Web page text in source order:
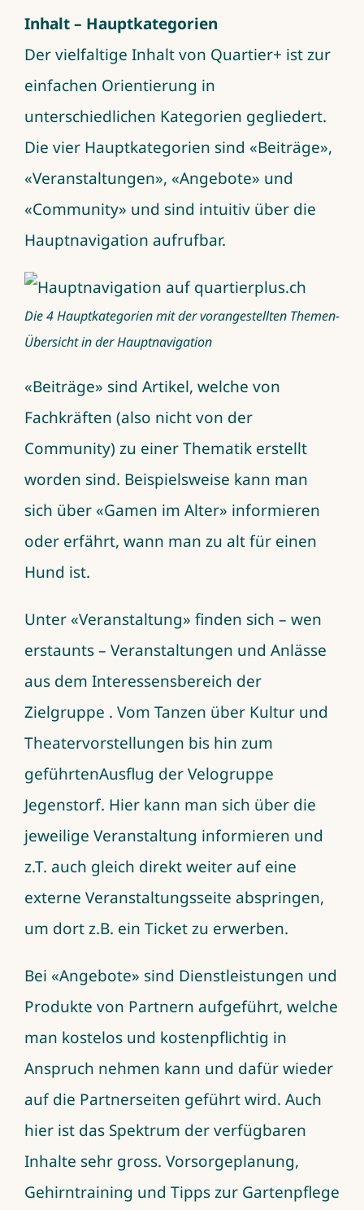
Inhalt – Hauptkategorien
Der vielfaltige Inhalt von Quartier+ ist zur
einfachen Orientierung in
unterschiedlichen Kategorien gegliedert.
Die vier Hauptkategorien sind «Beiträge»,
«Veranstaltungen», «Angebote» und
«Community» und sind intuitiv über die
Hauptnavigation aufrufbar.
Die 4 Hauptkategorien mit der vorangestellten Themen-
Übersicht in der Hauptnavigation
«Beiträge» sind Artikel, welche von
Fachkräften (also nicht von der
Community) zu einer Thematik erstellt
worden sind. Beispielsweise kann man
sich über «Gamen im Alter» informieren
oder erfährt, wann man zu alt für einen
Hund ist.
Unter «Veranstaltung» finden sich – wen
erstaunts – Veranstaltungen und Anlässe
aus dem Interessensbereich der
Zielgruppe . Vom Tanzen über Kultur und
Theatervorstellungen bis hin zum
geführtenAusflug der Velogruppe
Jegenstorf. Hier kann man sich über die
jeweilige Veranstaltung informieren und
z.T. auch gleich direkt weiter auf eine
externe Veranstaltungsseite abspringen,
um dort z.B. ein Ticket zu erwerben.
Bei «Angebote» sind Dienstleistungen und
Produkte von Partnern aufgeführt, welche
man kostelos und kostenpflichtig in
Anspruch nehmen kann und dafür wieder
auf die Partnerseiten geführt wird. Auch
hier ist das Spektrum der verfügbaren
Inhalte sehr gross. Vorsorgeplanung,
Gehirntraining und Tipps zur Gartenpflege